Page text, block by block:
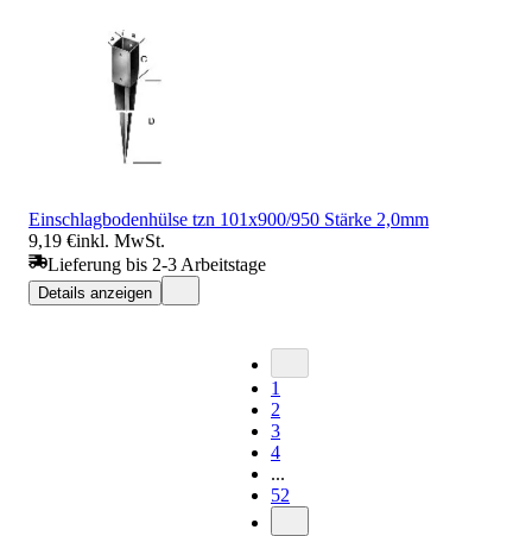
Einschlagbodenhülse tzn 101x900/950 Stärke 2,0mm
9,19 €inkl. MwSt.
Lieferung bis 2-3 Arbeitstage
Details anzeigen
1
2
3
4
...
52